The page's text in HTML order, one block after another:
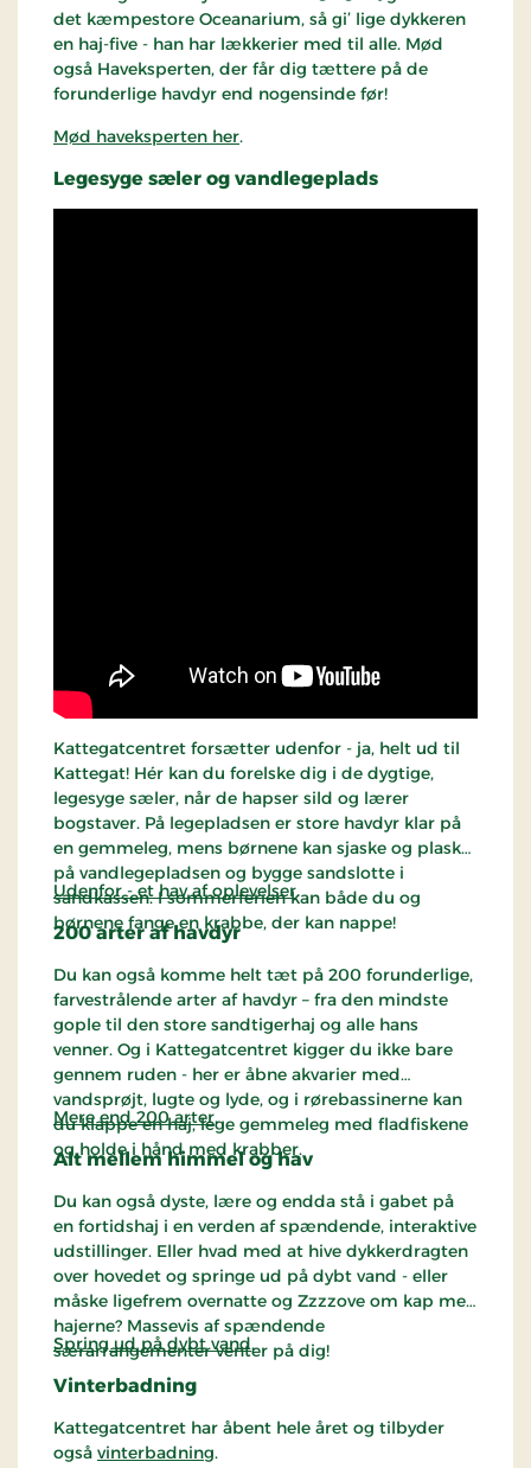
det kæmpestore Oceanarium, så gi’ lige dykkeren
en haj-five - han har lækkerier med til alle. Mød
også Haveksperten, der får dig tættere på de
forunderlige havdyr end nogensinde før!
Mød haveksperten her.
Legesyge sæler og vandlegeplads
Kattegatcentret forsætter udenfor - ja, helt ud til
Kattegat! Hér kan du forelske dig i de dygtige,
legesyge sæler, når de hapser sild og lærer
bogstaver. På legepladsen er store havdyr klar på
en gemmeleg, mens børnene kan sjaske og plaske
på vandlegepladsen og bygge sandslotte i
sandkassen. I sommerferien kan både du og
børnene fange en krabbe, der kan nappe!
Udenfor - et hav af oplevelser.
200 arter af havdyr
Du kan også komme helt tæt på 200 forunderlige,
farvestrålende arter af havdyr – fra den mindste
gople til den store sandtigerhaj og alle hans
venner. Og i Kattegatcentret kigger du ikke bare
gennem ruden - her er åbne akvarier med
vandsprøjt, lugte og lyde, og i rørebassinerne kan
du klappe en haj, lege gemmeleg med fladfiskene
og holde i hånd med krabber.
Mere end 200 arter.
Alt mellem himmel og hav
Du kan også dyste, lære og endda stå i gabet på
en fortidshaj i en verden af spændende, interaktive
udstillinger. Eller hvad med at hive dykkerdragten
over hovedet og springe ud på dybt vand - eller
måske ligefrem overnatte og Zzzzove om kap med
hajerne? Massevis af spændende
særarrangementer venter på dig!
Spring ud på dybt vand.
Vinterbadning
Kattegatcentret har åbent hele året og tilbyder
også vinterbadning.